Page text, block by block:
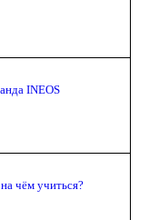
INEOS
чём учиться?